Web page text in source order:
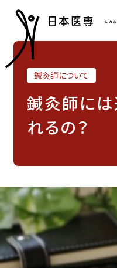
鍼灸師について
鍼灸師に
れるの？